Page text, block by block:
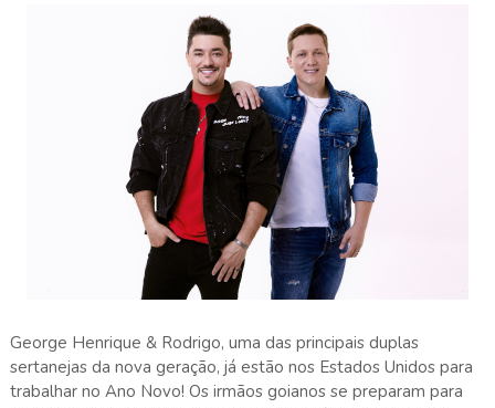
George Henrique & Rodrigo, uma das principais duplas
sertanejas da nova geração, já estão nos Estados Unidos para
trabalhar no Ano Novo! Os irmãos goianos se preparam para